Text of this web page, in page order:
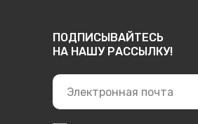
ПОДПИСЫВАЙТЕСЬ
НА НАШУ РАССЫЛКУ!